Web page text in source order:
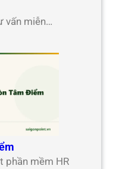
vấn miễn…
phần mềm HR